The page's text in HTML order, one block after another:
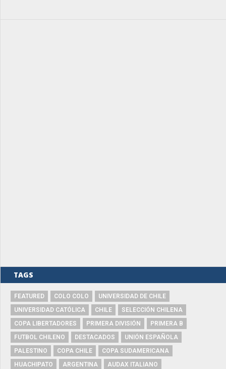
TAGS
FEATURED COLO COLO
UNIVERSIDAD DE CHILE
UNIVERSIDAD CATÓLICA
CHILE
SELECCIÓN CHILENA
COPA LIBERTADORES
PRIMERA DIVISIÓN
PRIMERA B
FUTBOL CHILENO
DESTACADOS
UNIÓN ESPAÑOLA
PALESTINO
COPA CHILE
COPA SUDAMERICANA
HUACHIPATO
ARGENTINA
AUDAX ITALIANO